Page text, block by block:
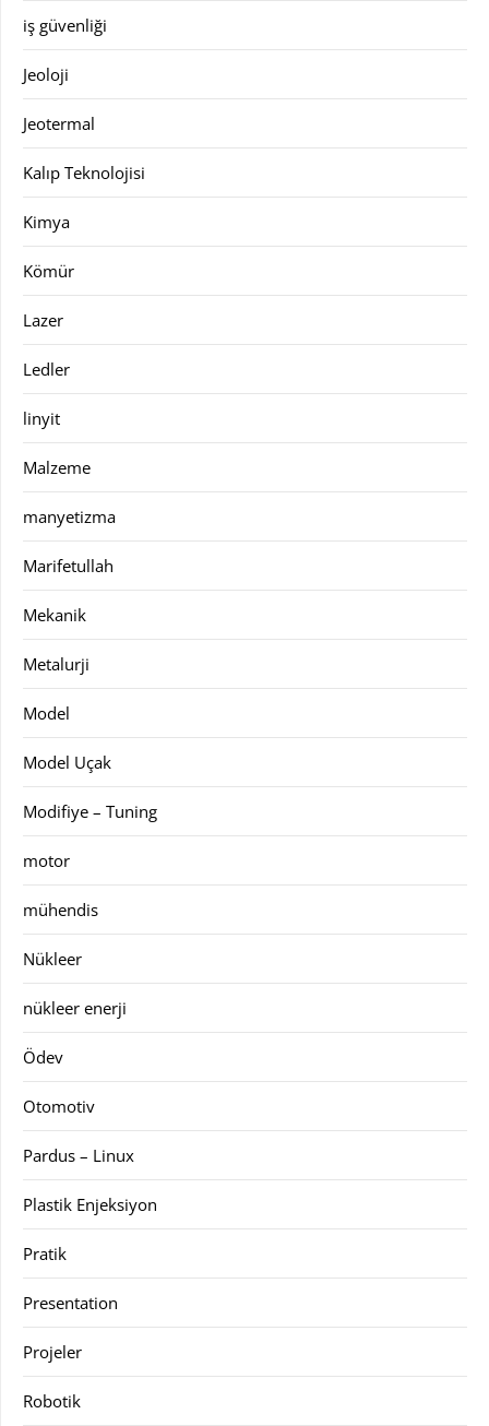
iş güvenliği
Jeoloji
Jeotermal
Kalıp Teknolojisi
Kimya
Kömür
Lazer
Ledler
linyit
Malzeme
manyetizma
Marifetullah
Mekanik
Metalurji
Model
Model Uçak
Modifiye – Tuning
motor
mühendis
Nükleer
nükleer enerji
Ödev
Otomotiv
Pardus – Linux
Plastik Enjeksiyon
Pratik
Presentation
Projeler
Robotik